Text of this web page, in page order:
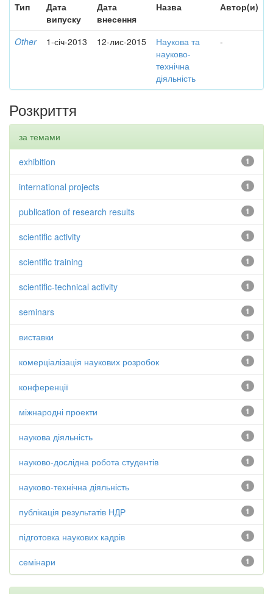
Тип
Дата
випуску
Дата
внесення
Назва Автор(и)
Other 1-січ-2013 12-лис-2015
Наукова та
науково-
технічна
діяльність
-
Розкриття
за темами
1
exhibition
1
international projects
1
publication of research results
1
scientific activity
1
scientific training
1
scientific-technical activity
1
seminars
1
виставки
1
комерціалізація наукових розробок
1
конференції
1
міжнародні проекти
1
наукова діяльність
1
науково-дослідна робота студентів
1
науково-технічна діяльність
1
публікація результатів НДР
1
підготовка наукових кадрів
1
семінари